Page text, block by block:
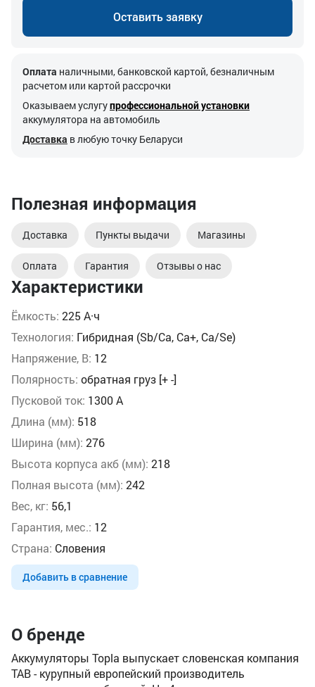
Характеристики
Ёмкость: 225 А·ч
Технология: Гибридная (Sb/Ca, Ca+, Ca/Se)
Напряжение, В: 12
Полярность: обратная груз [+ -]
Пусковой ток: 1300 А
Длина (мм): 518
Ширина (мм): 276
Высота корпуса акб (мм): 218
Полная высота (мм): 242
Вес, кг: 56,1
Гарантия, мес.: 12
Страна: Словения
Добавить в сравнение
Оставить заявку
Оплата наличными, банковской картой, безналичным
расчетом или картой рассрочки
Оказываем услугупрофессиональной установки
аккумулятора на автомобиль
Доставка в любую точку Беларуси
Полезная информация
Доставка Пункты выдачи Магазины
Оплата Гарантия Отзывы о нас
О бренде
Аккумуляторы Topla выпускает словенская компания
TAB - курупный европейский производитель